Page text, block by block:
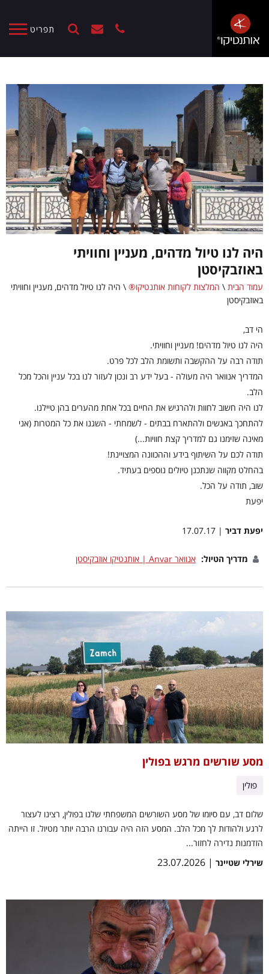
תפריט
היה לנו טיול מדהים, מעניין וחוויתי
באוזבקיסטן
עמוד הבית \ המלצות לקוחות אותנטיקו® \ היה לנו טיול מדהים, מעניין וחוויתי
באוזבקיסטן
הי דב,
היה לנו טיול מדהים! מעניין וחוויתי.
תודה רבה על ההקשבה ותשומת הלב לכל פרט.
המדריך אנוואר היה מעולה - בעל ידע רב ונכון לעזור לנו בכל עניין והכל מכל
הלב.
לנו היה חשוב לחוות ולהרגיש את החיים בכל אחת מהערים בהן טיילנו.
להתחכך באנשים ולהתארח בבתים - לשמחתי - השגנו את כל המטרות (אני
מאינה שזימנו גם למדריך קצת חוויות...)
תודה לכם על השיתוף בידע וההכוונה המצויינת!
בהחלט מקווה שנתכנן טיולים נוספים בעתיד.
שוב, תודה על הכל.
יפעת
יפעת דביר | 17.07.17
מדריך הטיול: אנוואר Anvar | אותנטיקו אוזבקיסטן
מסע שורשים מרגש בפולין
פולין
שלום דב, עם סיומו של מסע השורשים המשפחתי שלנו בפולין, רצינו לעצור
לרגע ולהודות לך מכל הלב. המסע הזה היה עבורנו הרבה יותר מטיול. זו הייתה
הזדמנות נדירה לחזור...
שירלי שטיינר | 23.07.2026